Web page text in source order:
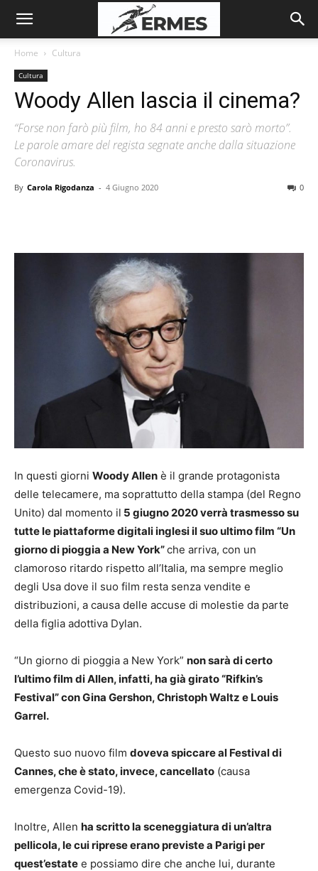
Home Cultura
Cultura
Woody Allen lascia il cinema?
“Forse non farò più film, ho 84 anni e presto sarò morto”.
Le parole amare del regista segnate anche dalla situazione
Coronavirus.
By Carola Rigodanza - 4 Giugno 2020 0
In questi giorni Woody Allen è il grande protagonista
delle telecamere, ma soprattutto della stampa (del Regno
Unito) dal momento il 5 giugno 2020 verrà trasmesso su
tutte le piattaforme digitali inglesi il suo ultimo film “Un
giorno di pioggia a New York”che arriva, con un
clamoroso ritardo rispetto all’Italia, ma sempre meglio
degli Usa dove il suo film resta senza vendite e
distribuzioni, a causa delle accuse di molestie da parte
della figlia adottiva Dylan.
“Un giorno di pioggia a New York” non sarà di certo
l’ultimo film di Allen, infatti, ha già girato “Rifkin’s
Festival” con Gina Gershon, Christoph Waltz e Louis
Garrel.
Questo suo nuovo film doveva spiccare al Festival di
Cannes, che è stato, invece, cancellato (causa
emergenza Covid-19).
Inoltre, Allen ha scritto la sceneggiatura di un’altra
pellicola, le cui riprese erano previste a Parigi per
quest’estate e possiamo dire che anche lui, durante